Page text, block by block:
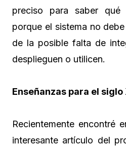
preciso para saber
porque el sistema no
de la posible falta de
desplieguen o utilicen.
Enseñanzas para el siglo
Recientemente encontré
interesante artículo del